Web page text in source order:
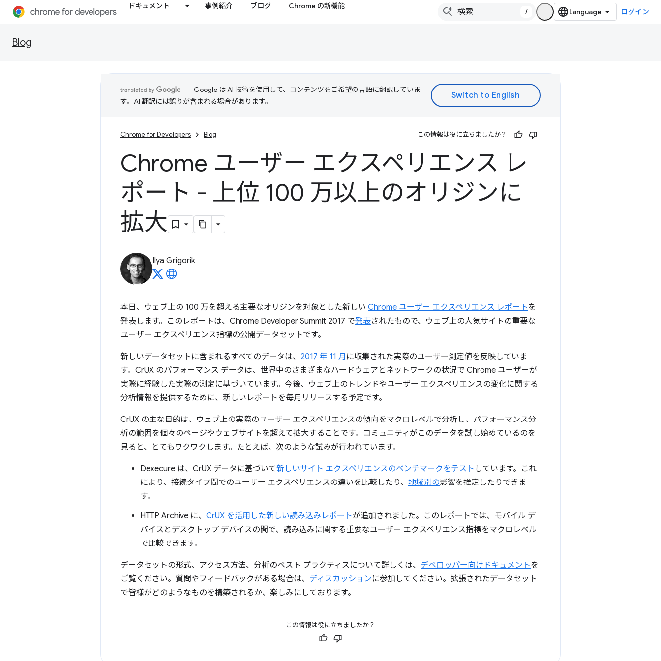
ドキュメント 事例紹介 ブログ Chrome の新機能
/ ログイン
Blog
Google は AI 技術を使用して、コンテンツをご希望の言語に翻訳していま
す。AI 翻訳には誤りが含まれる場合があります。
Chrome for Developers Blog この情報は役に立ちましたか？
Chrome ユーザー エクスペリエンス レ
ポート - 上位 100 万以上のオリジンに
拡大
Ilya Grigorik
本日、ウェブ上の 100 万を超える主要なオリジンを対象とした新しい Chrome ユーザー エクスペリエンス レポートを
発表します。このレポートは、Chrome Developer Summit 2017 で発表されたもので、ウェブ上の人気サイトの重要な
ユーザー エクスペリエンス指標の公開データセットです。
新しいデータセットに含まれるすべてのデータは、 2017 年 11 月 に収集された実際のユーザー測定値を反映していま
す。CrUX のパフォーマンス データは、世界中のさまざまなハードウェアとネットワークの状況で Chrome ユーザーが
実際に経験した実際の測定に基づいています。今後、ウェブ上のトレンドやユーザー エクスペリエンスの変化に関する
分析情報を提供するために、新しいレポートを毎月リリースする予定です。
CrUX の主な目的は、ウェブ上の実際のユーザー エクスペリエンスの傾向をマクロレベルで分析し、パフォーマンス分
析の範囲を個々のページやウェブサイトを超えて拡大することです。コミュニティがこのデータを試し始めているのを
見ると、とてもワクワクします。たとえば、次のような試みが行われています。
Dexecure は、CrUX データに基づいて新しいサイト エクスペリエンスのベンチマークをテスト しています。これ
により、接続タイプ間でのユーザー エクスペリエンスの違いを比較したり、 地域別の影響を推定したりできま
す。
HTTP Archive に、 CrUX を活用した新しい読み込みレポートが追加されました。このレポートでは、モバイル デ
バイスとデスクトップ デバイスの間で、読み込みに関する重要なユーザー エクスペリエンス指標をマクロレベル
で比較できます。
データセットの形式、アクセス方法、分析のベスト プラクティスについて詳しくは、 デベロッパー向けドキュメントを
ご覧ください。質問やフィードバックがある場合は、 ディスカッションに参加してください。拡張されたデータセット
で皆様がどのようなものを構築されるか、楽しみにしております。
この情報は役に立ちましたか？